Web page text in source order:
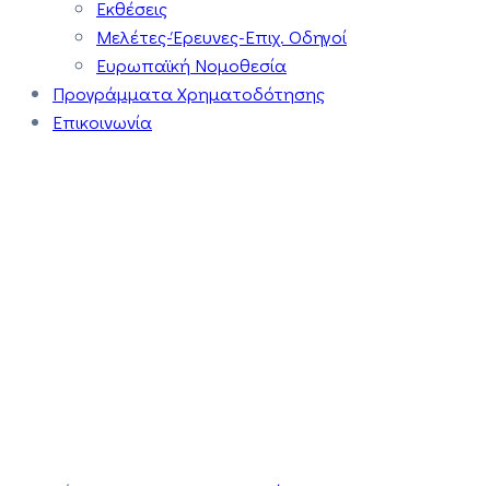
Εκθέσεις
Μελέτες-Έρευνες-Επιχ. Οδηγοί
Ευρωπαϊκή Νομοθεσία
Προγράμματα Χρηματοδότησης
Επικοινωνία